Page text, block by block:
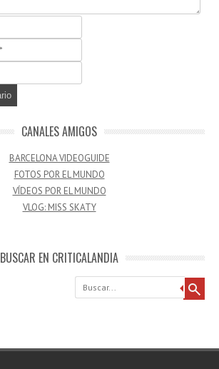
CANALES AMIGOS
BARCELONA VIDEOGUIDE
FOTOS POR EL MUNDO
VÍDEOS POR EL MUNDO
VLOG: MISS SKATY
BUSCAR EN CRITICALANDIA
Buscar